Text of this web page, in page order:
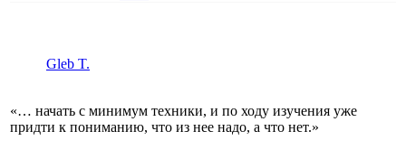
Gleb T.
«… начать с минимум техники, и по ходу изучения уже
придти к пониманию, что из нее надо, а что нет.»